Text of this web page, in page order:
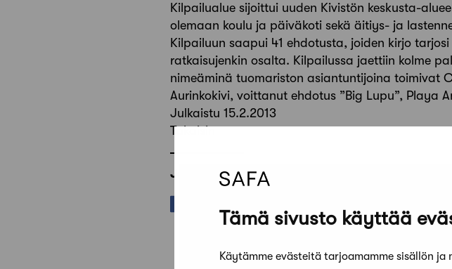
Tämä sivusto käyttää
Käytämme evästeitä tarjoamamme sisällön
Kilpailualue sijoittui uuden Kivistön keskusta-
olemaan koulu ja päiväkoti sekä äitiys- ja
Kilpailuun saapui 41 ehdotusta, joiden kirjo
ratkaisujenkin osalta. Kilpailussa jaettiin kolme
nimeäminä tuomariston asiantuntijoina toimivat
Aurinkokivi, voittanut ehdotus ”Big Lupu”, Playa
Julkaistu 15.2.2013
Takaisin
Jaa artikkeli